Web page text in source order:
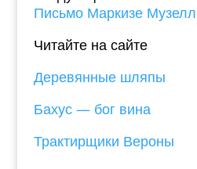
Письмо Маркизе
Читайте на сайте
Деревянные шляпы
Бахус — бог вина
Трактирщики Вероны